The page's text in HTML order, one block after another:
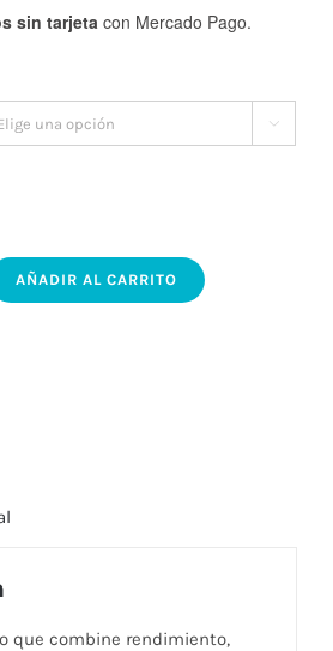
sin tarjetacon Mercado Pago.

AÑADIR AL CARRITO
que combine rendimiento,